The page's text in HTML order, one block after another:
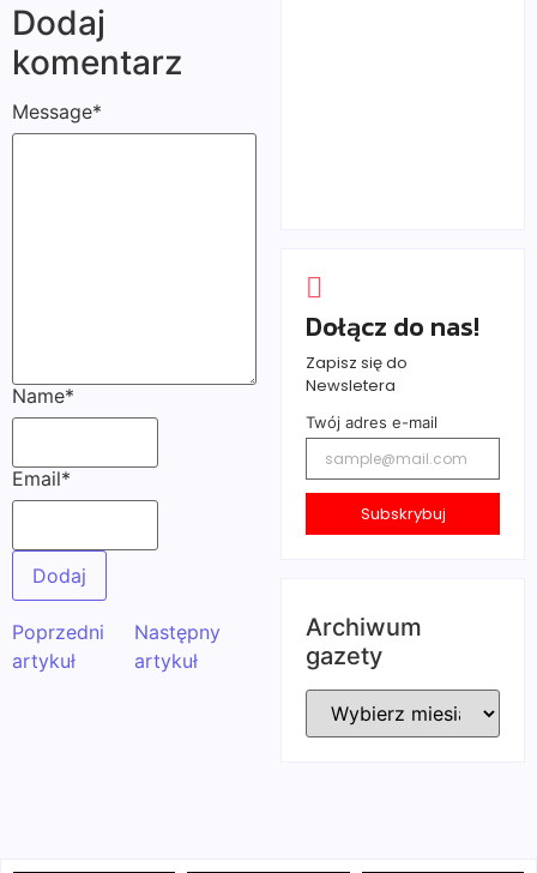
Dodaj
komentarz
Message*
Name*
Email*
Poprzedni
artykuł
Następny
artykuł
Dołącz do nas!
Zapisz się do
Newsletera
Twój adres e-mail
Subskrybuj
Archiwum
gazety